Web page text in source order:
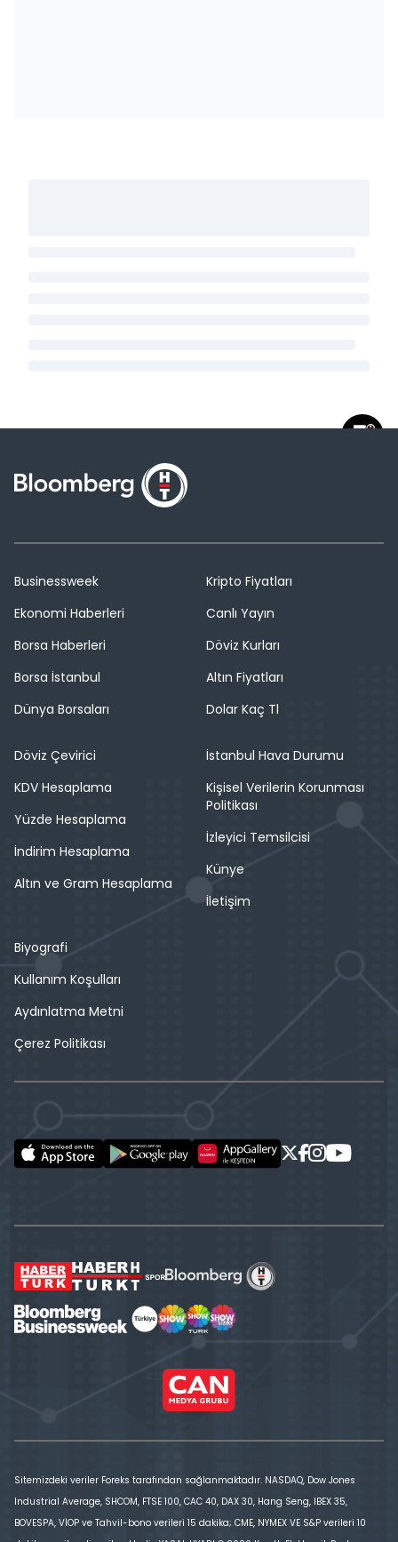
Businessweek
Ekonomi Haberleri
Borsa Haberleri
Borsa İstanbul
Dünya Borsaları
Kripto Fiyatları
Canlı Yayın
Döviz Kurları
Altın Fiyatları
Dolar Kaç Tl
Döviz Çevirici
KDV Hesaplama
Yüzde Hesaplama
İndirim Hesaplama
Altın ve Gram Hesaplama
İstanbul Hava Durumu
Kişisel Verilerin Korunması
Politikası
İzleyici Temsilcisi
Künye
İletişim
Biyografi
Kullanım Koşulları
Aydınlatma Metni
Çerez Politikası
Sitemizdeki veriler Foreks tarafından sağlanmaktadır. NASDAQ, Dow Jones
Industrial Average, SHCOM, FTSE 100, CAC 40, DAX 30, Hang Seng, IBEX 35,
BOVESPA, VİOP ve Tahvil-bono verileri 15 dakika; CME, NYMEX VE S&P verileri 10